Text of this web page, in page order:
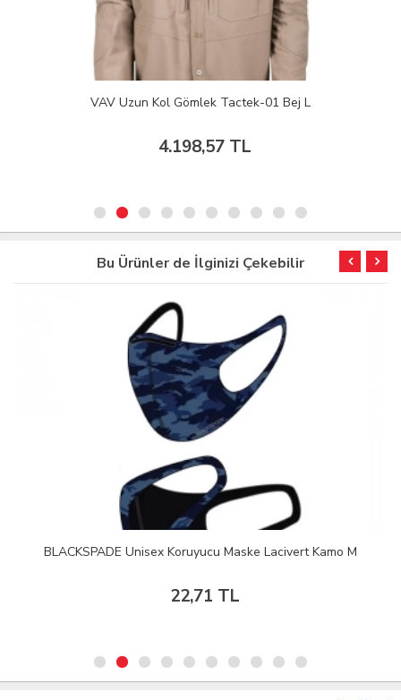
VAV Uzun Kol Gömlek Tactek-01 Bej L
4.198,57 TL
Bu Ürünler de İlginizi Çekebilir
BLACKSPADE Unisex Koruyucu Maske Lacivert Kamo M
22,71 TL